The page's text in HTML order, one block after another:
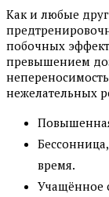
Как и любые
побочных
превышением
нежелательных
время.
Учащённое